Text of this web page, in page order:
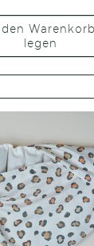
Warenkorb
legen